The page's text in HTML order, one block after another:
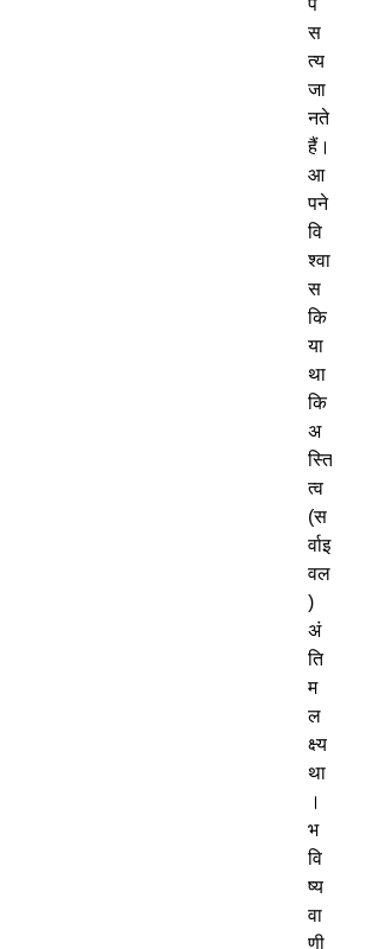
स
त्य
जा
नते
हैं।
आ
पने
वि
श्वा
स
कि
या
था
कि
अ
स्ति
त्व
(स
र्वाइ
वल
)
अं
ति
म
ल
क्ष्य
था
।
भ
वि
ष्य
वा
णी